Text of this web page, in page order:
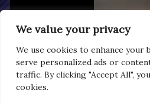
We value your privacy
We use cookies to enhance your
serve personalized ads or
traffic. By clicking "Accept All",
cookies.
Privacy
© Copyright 2025 |
All rights